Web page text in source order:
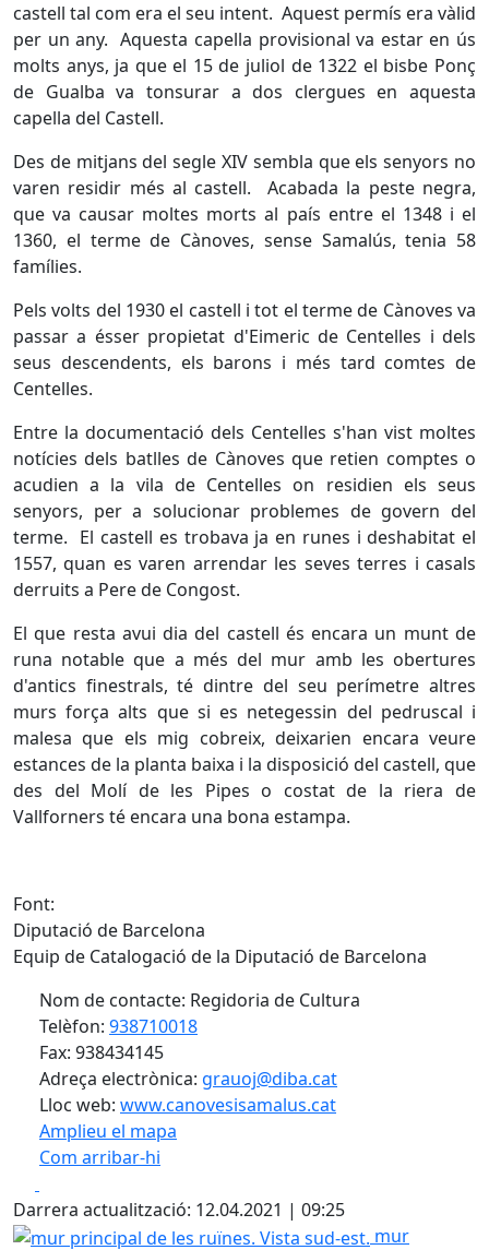
castell tal com era el seu intent. Aquest permís era vàlid
per un any. Aquesta capella provisional va estar en ús
molts anys, ja que el 15 de juliol de 1322 el bisbe Ponç
de Gualba va tonsurar a dos clergues en aquesta
capella del Castell.
Des de mitjans del segle XIV sembla que els senyors no
varen residir més al castell. Acabada la peste negra,
que va causar moltes morts al país entre el 1348 i el
1360, el terme de Cànoves, sense Samalús, tenia 58
famílies.
Pels volts del 1930 el castell i tot el terme de Cànoves va
passar a ésser propietat d'Eimeric de Centelles i dels
seus descendents, els barons i més tard comtes de
Centelles.
Entre la documentació dels Centelles s'han vist moltes
notícies dels batlles de Cànoves que retien comptes o
acudien a la vila de Centelles on residien els seus
senyors, per a solucionar problemes de govern del
terme. El castell es trobava ja en runes i deshabitat el
1557, quan es varen arrendar les seves terres i casals
derruits a Pere de Congost.
El que resta avui dia del castell és encara un munt de
runa notable que a més del mur amb les obertures
d'antics finestrals, té dintre del seu perímetre altres
murs força alts que si es netegessin del pedruscal i
malesa que els mig cobreix, deixarien encara veure
estances de la planta baixa i la disposició del castell, que
des del Molí de les Pipes o costat de la riera de
Vallforners té encara una bona estampa.
Font:
Diputació de Barcelona
Equip de Catalogació de la Diputació de Barcelona
Nom de contacte: Regidoria de Cultura
Telèfon: 938710018
Fax: 938434145
Adreça electrònica: grauoj@diba.cat
Lloc web: www.canovesisamalus.cat
Amplieu el mapa
Com arribar-hi
+
−
Darrera actualització: 12.04.2021 | 09:25
mur principal de les ruïnes. Vista sud-est.
mur